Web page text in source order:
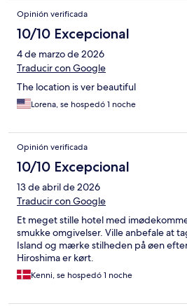
Opinión verificada
10/10 Excepcional
4 de marzo de 2026
Traducir con Google
The location is ver beautiful
Lorena, se hospedó 1 noche
Opinión verificada
10/10 Excepcional
13 de abril de 2026
Traducir con Google
Et meget stille hotel med
smukke omgivelser. Ville anbefale at
Island og mærke stilheden på øen
Hiroshima er kørt.
Kenni, se hospedó 1 noche